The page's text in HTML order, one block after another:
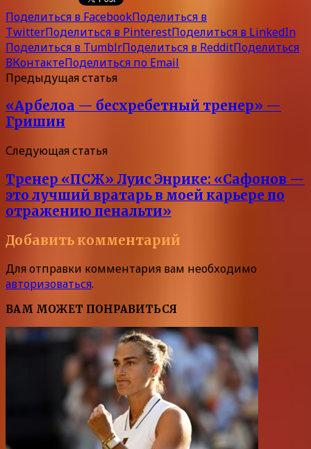
Поделиться в FacebookПоделиться в
TwitterПоделиться в PinterestПоделиться в LinkedIn
Поделиться в TumblrПоделиться в RedditПоделиться
ВКонтактеПоделиться по Email
Предыдущая статья
«Арбелоа — бесхребетный тренер» —
Гришин
Следующая статья
Тренер «ПСЖ» Луис Энрике: «Сафонов —
это лучший вратарь в моей карьере по
отражению пенальти»
Добавить комментарий
Для отправки комментария вам необходимо
авторизоваться.
ВАМ МОЖЕТ ПОНРАВИТЬСЯ